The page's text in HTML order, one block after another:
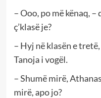
– Ooo, po më kënaq,
ç’klasë je?
– Hyj në klasën e
Tanoja i vogël.
– Shumë mirë,
mirë, apo jo?